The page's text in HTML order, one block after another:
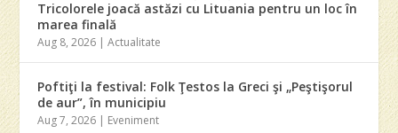
Tricolorele joacă astăzi cu Lituania pentru un loc în
marea finală
Aug 8, 2026 |Actualitate
Poftiţi la festival: Folk Ţestos la Greci şi „Peştişorul
de aur”, în municipiu
Aug 7, 2026 | Eveniment